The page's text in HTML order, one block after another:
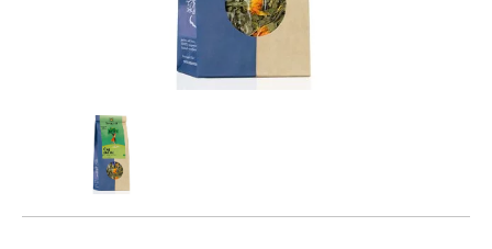
Bezvaječné cestoviny pre deti z tvrdej pšenice
Pšeničné biele bezvaječné cestoviny
Pšeničné zeleninové bezvaječné cetoviny
Ražné celozrnné bezvaječné cestoviny
Špaldové biele bezvaječné cestoviny
Čaje porciované bylinné a s korením Sonnentor
Čaje porciované jednozložkové Sonnentor
Čaje sypané biele Sonnentor
Čaje sypané čierne Sonnentor